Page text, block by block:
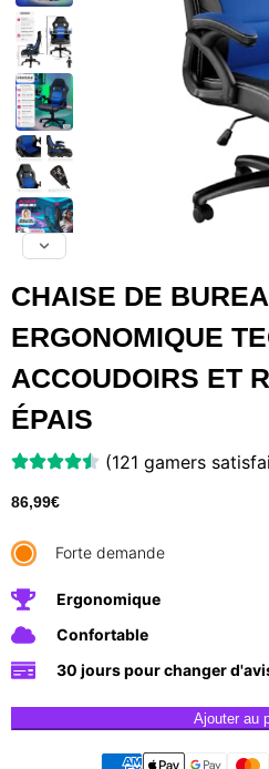
CHAISE DE
ERGONOMIQUE
ACCOUDOIRS ET
ÉPAIS
(121 gamers
86,99€
Forte demande
Ergonomique
Confortable
30 jours pour changer
Ajouter au